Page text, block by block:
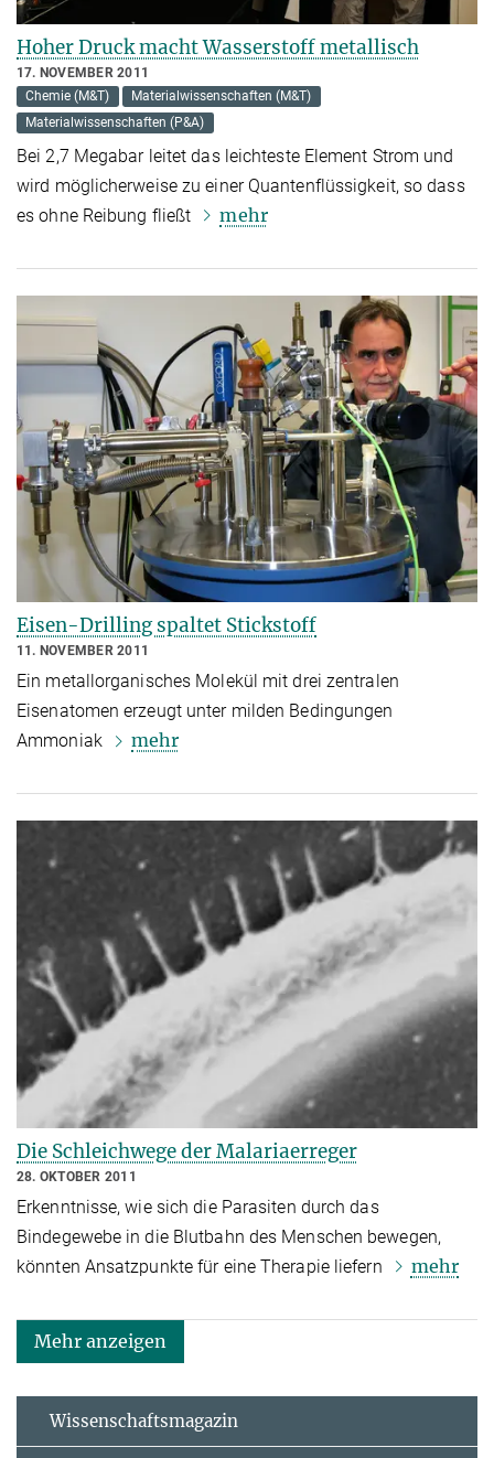
Hoher Druck macht Wasserstoff metallisch
17. NOVEMBER 2011
Chemie (M&T)
Materialwissenschaften (M&T)
Materialwissenschaften (P&A)
Bei 2,7 Megabar leitet das leichteste Element Strom und
wird möglicherweise zu einer Quantenflüssigkeit, so dass
es ohne Reibung fließt
mehr
Eisen-Drilling spaltet Stickstoff
11. NOVEMBER 2011
Ein metallorganisches Molekül mit drei zentralen
Eisenatomen erzeugt unter milden Bedingungen
Ammoniak
mehr
Die Schleichwege der Malariaerreger
28. OKTOBER 2011
Erkenntnisse, wie sich die Parasiten durch das
Bindegewebe in die Blutbahn des Menschen bewegen,
könnten Ansatzpunkte für eine Therapie liefern
mehr
Mehr anzeigen
Wissenschaftsmagazin